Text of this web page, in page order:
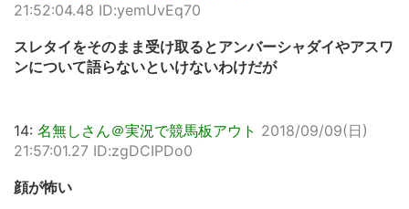
21:52:04.48 ID:yemUvEq70
スレタイをそのまま受け取るとアンバーシャダイやアスワ
ンについて語らないといけないわけだが
14: 名無しさん＠実況で競馬板アウト 2018/09/09(日)
21:57:01.27 ID:zgDCIPDo0
顔が怖い